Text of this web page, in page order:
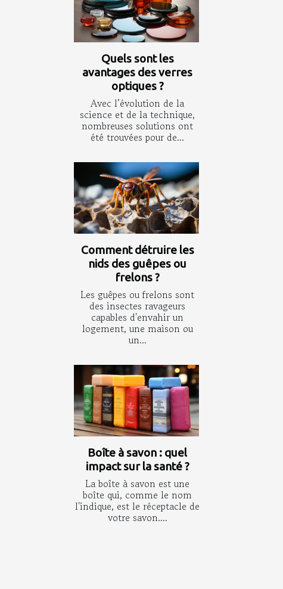
Quels sont les
avantages des verres
optiques ?
Avec l’évolution de la
science et de la technique,
nombreuses solutions ont
été trouvées pour de...
Comment détruire les
nids des guêpes ou
frelons ?
Les guêpes ou frelons sont
des insectes ravageurs
capables d'envahir un
logement, une maison ou
un...
Boîte à savon : quel
impact sur la santé ?
La boîte à savon est une
boîte qui, comme le nom
l'indique, est le réceptacle de
votre savon....